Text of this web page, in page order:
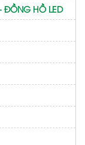
ĐỒNG HỒ LED